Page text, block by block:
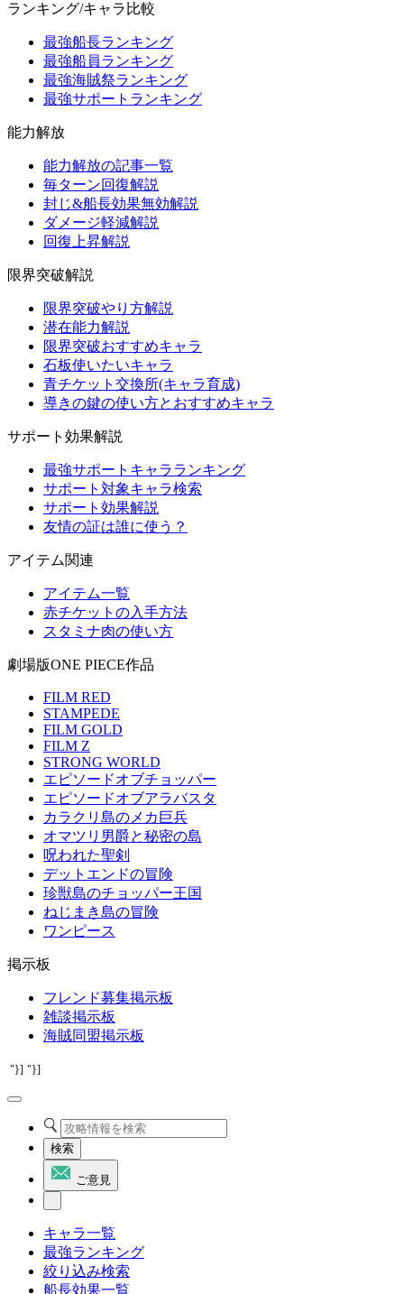
ランキング/キャラ比較
最強船長ランキング
最強船員ランキング
最強海賊祭ランキング
最強サポートランキング
能力解放
能力解放の記事一覧
毎ターン回復解説
封じ&船長効果無効解説
ダメージ軽減解説
回復上昇解説
限界突破解説
限界突破やり方解説
潜在能力解説
限界突破おすすめキャラ
石板使いたいキャラ
青チケット交換所(キャラ育成)
導きの鍵の使い方とおすすめキャラ
サポート効果解説
最強サポートキャラランキング
サポート対象キャラ検索
サポート効果解説
友情の証は誰に使う？
アイテム関連
アイテム一覧
赤チケットの入手方法
スタミナ肉の使い方
劇場版ONE PIECE作品
FILM RED
STAMPEDE
FILM GOLD
FILM Z
STRONG WORLD
エピソードオブチョッパー
エピソードオブアラバスタ
カラクリ島のメカ巨兵
オマツリ男爵と秘密の島
呪われた聖剣
デットエンドの冒険
珍獣島のチョッパー王国
ねじまき島の冒険
ワンピース
掲示板
フレンド募集掲示板
雑談掲示板
海賊同盟掲示板
"}] "}]
検索
ご意見
キャラ一覧
最強ランキング
絞り込み検索
船長効果一覧